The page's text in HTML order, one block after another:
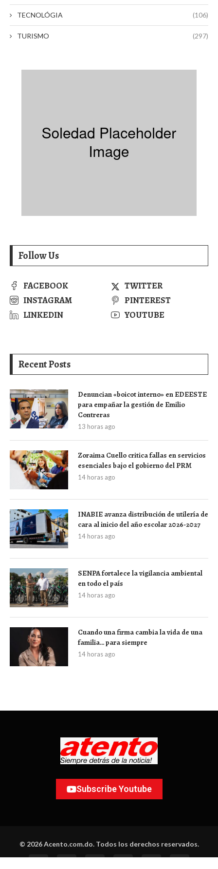
TECNOLÓGIA (106)
TURISMO (297)
Follow Us
FACEBOOK
TWITTER
INSTAGRAM
PINTEREST
LINKEDIN
YOUTUBE
Recent Posts
Denuncian «boicot interno» en EDEESTE
para empañar la gestión de Emilio
Contreras
13 horas ago
Zoraima Cuello critica fallas en servicios
esenciales bajo el gobierno del PRM
14 horas ago
INABIE avanza distribución de utilería de
cara al inicio del año escolar 2026-2027
14 horas ago
SENPA fortalece la vigilancia ambiental
en todo el país
14 horas ago
Cuando una firma cambia la vida de una
familia… para siempre
14 horas ago
Subscribe Youtube
© 2026 Acento.com.do. Todos los derechos reservados.